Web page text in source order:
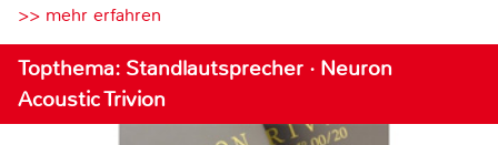
>> mehr erfahren
Topthema: Standlautsprecher · Neuron
Acoustic Trivion